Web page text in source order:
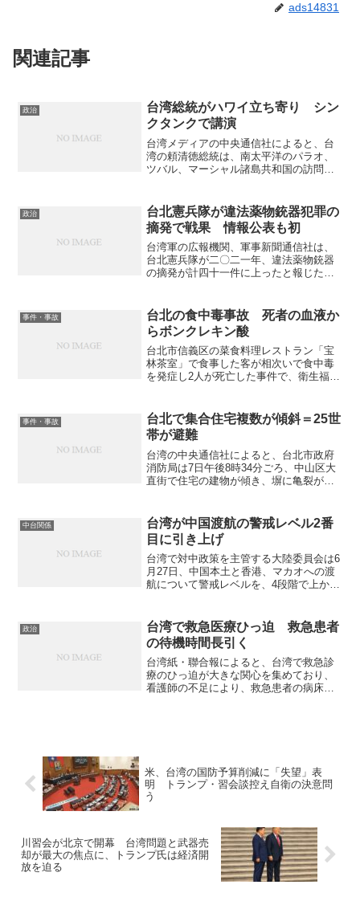
ads14831
関連記事
政治
台湾総統がハワイ立ち寄り シン
クタンクで講演
台湾メディアの中央通信社によると、台
湾の頼清徳総統は、南太平洋のパラオ、
ツバル、マーシャル諸島共和国の訪問に
ターで講演した。 頼総統は今後４～８
年間のビジョンを語った際、...
政治
台北憲兵隊が違法薬物銃器犯罪の
摘発で戦果 情報公表も初
台湾軍の広報機関、軍事新聞通信社は、
台北憲兵隊が二〇二一年、違法薬物銃器
の摘発が計四十一件に上ったと報じた。
実績を公表したのは初めて。国民の嫌わ
れ者のイメージを払拭し、...
事件・事故
台北の食中毒事故 死者の血液か
らボンクレキン酸
台北市信義区の菜食料理レストラン「宝
林茶室」で食事した客が相次いで食中毒
を発症し2人が死亡した事件で、衛生福利
「ボンクレキン酸」を検出したと発表し
た。この有毒物による食...
事件・事故
台北で集合住宅複数が傾斜＝25世
帯が避難
台湾の中央通信社によると、台北市政府
消防局は7日午後8時34分ごろ、中山区大
直街で住宅の建物が傾き、塀に亀裂が入
～6棟が傾いているのを発見。一帯を立ち
入り禁止した上、...
中台関係
台湾が中国渡航の警戒レベル2番
目に引き上げ
台湾で対中政策を主管する大陸委員会は6
月27日、中国本土と香港、マカオへの渡
航について警戒レベルを、4段階で上から
湾人が違法に拘束されたり取り調べを受
けたりしている。...
政治
台湾で救急医療ひっ迫 救急患者
の待機時間長引く
台湾紙・聯合報によると、台湾で救急診
療のひっ迫が大きな関心を集めており、
看護師の不足により、救急患者の病床待
米、台湾の国防予算削減に「失望」表
明 トランプ・習会談控え自衛の決意問
う
川習会が北京で開幕 台湾問題と武器売
却が最大の焦点に、トランプ氏は経済開
放を迫る